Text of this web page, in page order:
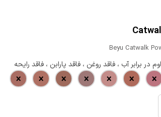
Beyu Catwalk
در برابر آب ، فاقد روغن ، فاقد پارابن ، فاقد رایحه